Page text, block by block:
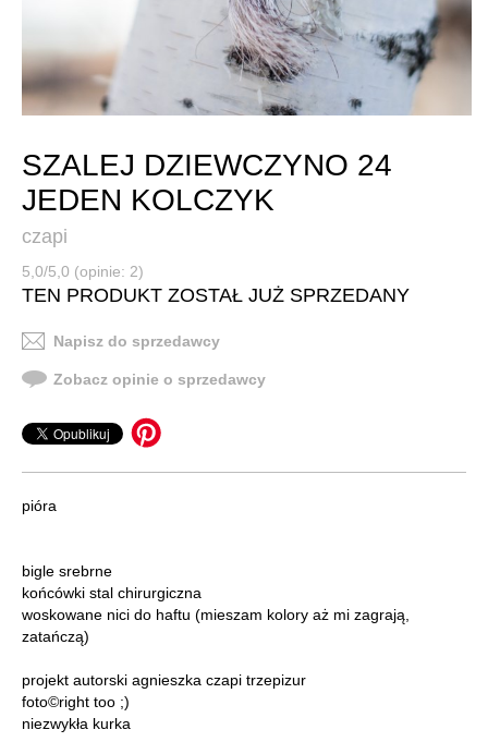
SZALEJ DZIEWCZYNO 24
JEDEN KOLCZYK
czapi
5,0/5,0 (opinie: 2)
TEN PRODUKT ZOSTAŁ JUŻ SPRZEDANY
Napisz do sprzedawcy
Zobacz opinie o sprzedawcy
pióra
bigle srebrne
końcówki stal chirurgiczna
woskowane nici do haftu (mieszam kolory aż mi zagrają,
zatańczą)
projekt autorski agnieszka czapi trzepizur
foto©right too ;)
niezwykła kurka